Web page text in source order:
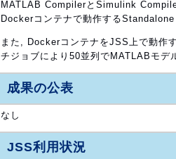
MATLAB CompilerとSimulink
Dockerコンテナで動作する
また, DockerコンテナをJSS上で動作
チジョブにより50並列でMATLABモデ
成果の公表
なし
JSS利用状況